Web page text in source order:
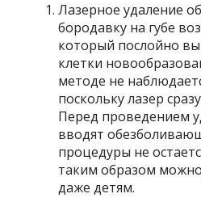
Лазерное удаление
бородавку на губе
который послойно
клетки
методе не
поскольку лазер
Перед проведением
вводят
процедуры не
таким образом
даже детям.